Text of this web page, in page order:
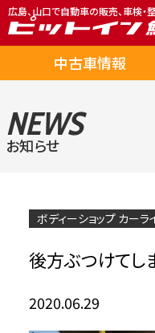
広島、山口で自動車の販売、車検・
中古車情報
NEWS
お知らせ
ボディーショップ カーラ
後方ぶつけてし
2020.06.29